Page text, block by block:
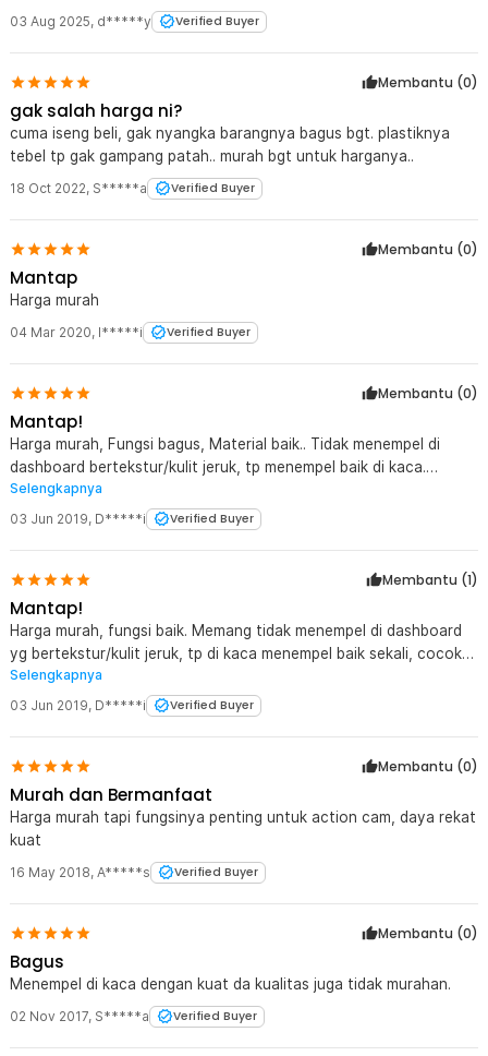
1 x FORAUTO Suction Cup Car Holder Kamera Aksi GoPro Xiaomi
Yi 1/4 Inch - T015
03 Aug 2025, d*****y Verified Buyer
Membantu (0)
gak salah harga ni?
cuma iseng beli, gak nyangka barangnya bagus bgt. plastiknya
tebel tp gak gampang patah.. murah bgt untuk harganya..
18 Oct 2022, S*****a Verified Buyer
Membantu (0)
Mantap
Harga murah
04 Mar 2020, I*****i Verified Buyer
Membantu (0)
Mantap!
Harga murah, Fungsi bagus, Material baik.. Tidak menempel di
dashboard bertekstur/kulit jeruk, tp menempel baik di kaca.
Dengan dimensi yg pas, action cam cocok ditempatkan di kaca
sebelah kiri spion menggunakan housing bawaan action cam dan
Selengkapnya
03 Jun 2019, D*****i Verified Buyer
Membantu (1)
Mantap!
Harga murah, fungsi baik. Memang tidak menempel di dashboard
yg bertekstur/kulit jeruk, tp di kaca menempel baik sekali, cocok
diletakkan di sebelah kiri spion tengah.. Housing kamera bisa pakai
bawaan action cam yg ada lubang ulir di sisi atas dan bawah,
Selengkapnya
03 Jun 2019, D*****i Verified Buyer
Membantu (0)
Murah dan Bermanfaat
Harga murah tapi fungsinya penting untuk action cam, daya rekat
kuat
16 May 2018, A*****s Verified Buyer
Membantu (0)
Bagus
Menempel di kaca dengan kuat da kualitas juga tidak murahan.
02 Nov 2017, S*****a Verified Buyer